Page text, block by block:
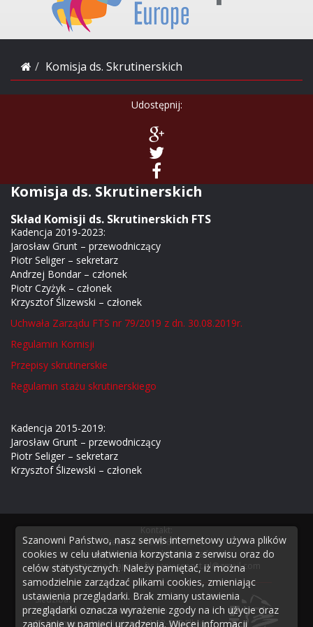
Komisja ds. Skrutinerskich
Udostępnij:
Komisja ds. Skrutinerskich
Skład Komisji ds. Skrutinerskich FTS
Kadencja 2019-2023:
Jarosław Grunt – przewodniczący
Piotr Seliger – sekretarz
Andrzej Bondar – członek
Piotr Czyżyk – członek
Krzysztof Ślizewski – członek
Uchwała Zarządu FTS nr 79/2019 z dn. 30.08.2019r.
Regulamin Komisji
Przepisy skrutinerskie
Regulamin stażu skrutinerskiego
Kadencja 2015-2019:
Jarosław Grunt – przewodniczący
Piotr Seliger – sekretarz
Krzysztof Ślizewski – członek
Kontakt:
tel./fax +48 55 611 20 50
e-mail biuro:fts.poland@gmail.com
administracja krajowa:fts.taniecsport.pl@gmail.com
Siedziba:
FEDERACJA TAŃCA SPORTOWEGO
Pl. Kazimierza Jagiellończyka 1 82-300 Elbląg
Szanowni Państwo, nasz serwis internetowy używa plików
cookies w celu ułatwienia korzystania z serwisu oraz do
celów statystycznych. Należy pamiętać, iż można
samodzielnie zarządzać plikami cookies, zmieniając
ustawienia przeglądarki. Brak zmiany ustawienia
przeglądarki oznacza wyrażenie zgody na ich użycie oraz
zapisanie w pamięci urządzenia. Więcej informacji